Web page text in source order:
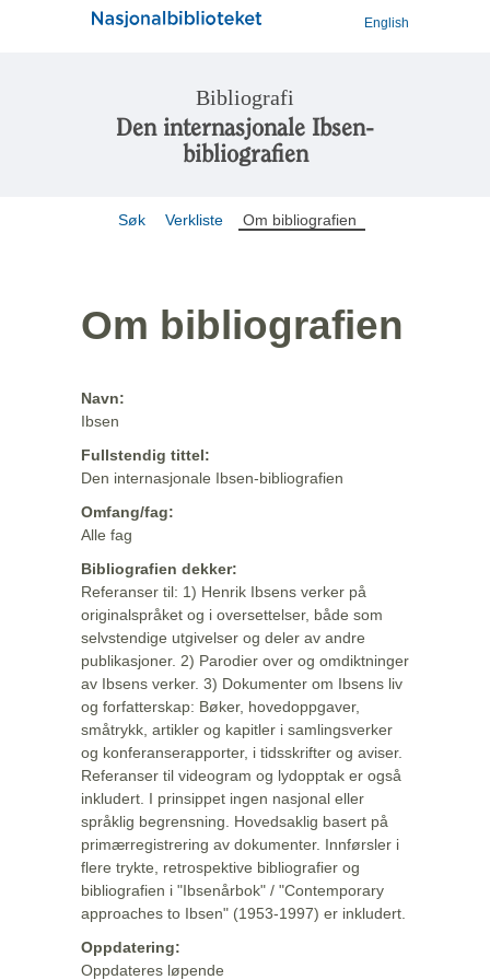
English
Bibliografi
Den internasjonale Ibsen-
bibliografien
Søk Verkliste Om bibliografien
Om bibliografien
Navn:
Ibsen
Fullstendig tittel:
Den internasjonale Ibsen-bibliografien
Omfang/fag:
Alle fag
Bibliografien dekker:
Referanser til: 1) Henrik Ibsens verker på
originalspråket og i oversettelser, både som
selvstendige utgivelser og deler av andre
publikasjoner. 2) Parodier over og omdiktninger
av Ibsens verker. 3) Dokumenter om Ibsens liv
og forfatterskap: Bøker, hovedoppgaver,
småtrykk, artikler og kapitler i samlingsverker
og konferanserapporter, i tidsskrifter og aviser.
Referanser til videogram og lydopptak er også
inkludert. I prinsippet ingen nasjonal eller
språklig begrensning. Hovedsaklig basert på
primærregistrering av dokumenter. Innførsler i
flere trykte, retrospektive bibliografier og
bibliografien i "Ibsenårbok" / "Contemporary
approaches to Ibsen" (1953-1997) er inkludert.
Oppdatering:
Oppdateres løpende